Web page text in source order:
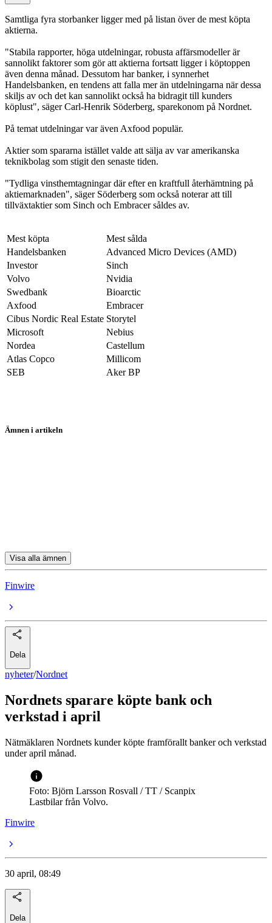
Samtliga fyra storbanker ligger med på listan över de mest köpta
aktierna.
"Stabila rapporter, höga utdelningar, robusta affärsmodeller är
sannolikt faktorer som gör att aktierna fortsatt ligger i köptoppen
även denna månad. Dessutom har banker, i synnerhet
Handelsbanken, en tendens att falla mer än utdelningarna när dessa
skiljs av och det kan sannolikt också ha bidragit till kunders
köplust", säger Carl-Henrik Söderberg, sparekonom på Nordnet.
På temat utdelningar var även Axfood populär.
Aktier som spararna istället valde att sälja av var amerikanska
teknikbolag som stigit den senaste tiden.
"Tydliga vinsthemtagningar där efter en kraftfull återhämtning på
aktiemarknaden", säger Söderberg som också noterar att till
tillväxtaktier som Sinch och Embracer såldes av.
Mest köpta
Mest sålda
Handelsbanken
Advanced Micro Devices (AMD)
Investor
Sinch
Volvo
Nvidia
Swedbank
Bioarctic
Axfood
Embracer
Cibus Nordic Real Estate Storytel
Microsoft
Nebius
Nordea
Castellum
Atlas Copco
Millicom
SEB
Aker BP
Ämnen i artikeln
Visa alla ämnen
Finwire
Dela
nyheter/Nordnet
Nordnets sparare köpte bank och
verkstad i april
Nätmäklaren Nordnets kunder köpte framförallt banker och verkstad
under april månad.
Foto: Björn Larsson Rosvall / TT / Scanpix
Lastbilar från Volvo.
Finwire
30 april, 08:49
Dela